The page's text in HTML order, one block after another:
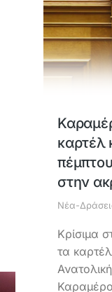
καρτέλ
στην
Νέα-
Κρίσιμα
τα